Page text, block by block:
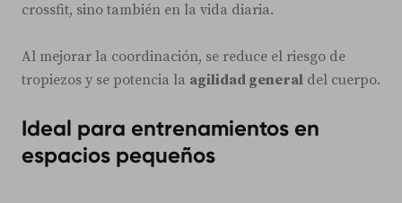
crossfit, sino también en la vida diaria.
Al mejorar la coordinación, se reduce el riesgo de
tropiezos y se potencia la agilidad general del cuerpo.
Ideal para entrenamientos en
espacios pequeños